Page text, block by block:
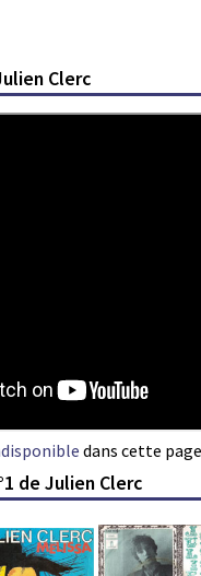
Clerc
dans cette
de Julien Clerc